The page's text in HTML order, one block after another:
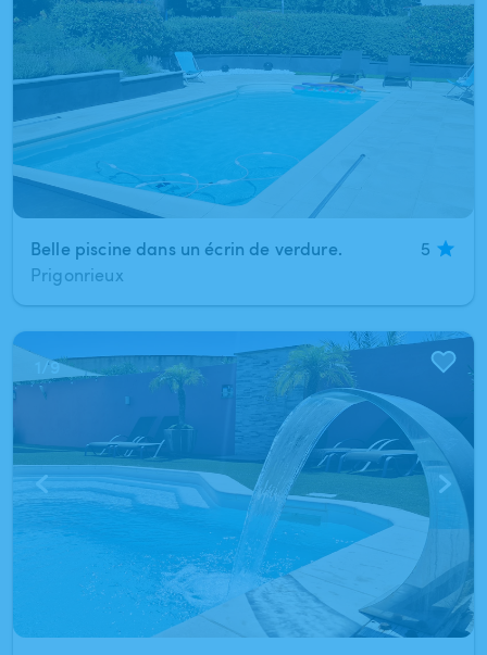
Belle piscine dans un écrin de verdure.
5
Prigonrieux
/9